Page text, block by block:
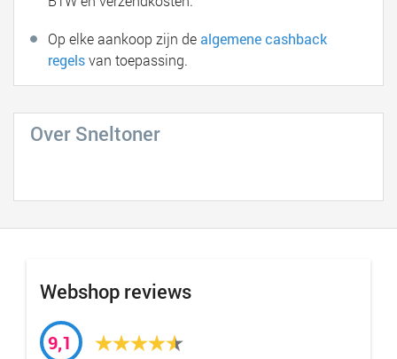
Op elke aankoop zijn dealgemene cashback
regelsvan toepassing.
Over Sneltoner
Webshop reviews
9,1